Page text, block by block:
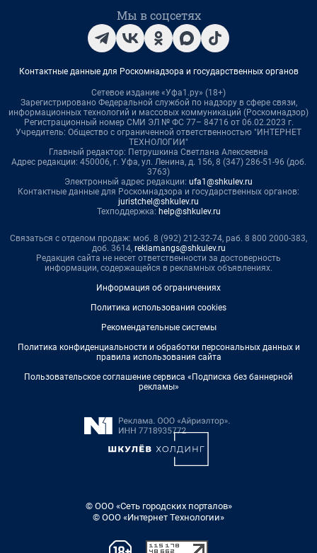
Мы в соцсетях
Контактные данные для Роскомнадзора и государственных органов
Сетевое издание «Уфа1.ру» (18+)
Зарегистрировано Федеральной службой по надзору в сфере связи,
информационных технологий и массовых коммуникаций (Роскомнадзор)
Регистрационный номер СМИ ЭЛ № ФС 77– 84716 от 06.02.2023 г.
Учредитель: Общество с ограниченной ответственностью "ИНТЕРНЕТ
ТЕХНОЛОГИИ"
Главный редактор: Петрушкина Светлана Алексеевна
Адрес редакции: 450006, г. Уфа, ул. Ленина, д. 156, 8 (347) 286-51-96 (доб.
3763)
Электронный адрес редакции: ufa1@shkulev.ru
Контактные данные для Роскомнадзора и государственных органов:
juristchel@shkulev.ru
Техподдержка: help@shkulev.ru
Связаться с отделом продаж: моб. 8 (992) 212-32-74, раб. 8 800 2000-383,
доб. 3614, reklamangs@shkulev.ru
Редакция сайта не несет ответственности за достоверность
информации, содержащейся в рекламных объявлениях.
Информация об ограничениях
Политика использования cookies
Рекомендательные системы
Политика конфиденциальности и обработки персональных данных и
правила использования сайта
Пользовательское соглашение сервиса «Подписка без баннерной
рекламы»
© ООО «Сеть городских порталов»
© ООО «Интернет Технологии»